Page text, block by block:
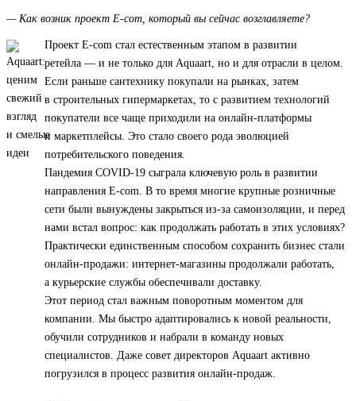
— Как возник проект E-com, который вы сейчас возглавляете?
Проект E-com стал естественным этапом в развитии
ретейла — и не только для Aquaart, но и для отрасли в целом.
Если раньше сантехнику покупали на рынках, затем
в строительных гипермаркетах, то с развитием технологий
покупатели все чаще приходили на онлайн-платформы
и маркетплейсы. Это стало своего рода эволюцией
потребительского поведения.
Пандемия COVID-19 сыграла ключевую роль в развитии
направления E-com. В то время многие крупные розничные
сети были вынуждены закрыться из-за самоизоляции, и перед
нами встал вопрос: как продолжать работать в этих условиях?
Практически единственным способом сохранить бизнес стали
онлайн-продажи: интернет-магазины продолжали работать,
а курьерские службы обеспечивали доставку.
Этот период стал важным поворотным моментом для
компании. Мы быстро адаптировались к новой реальности,
обучили сотрудников и набрали в команду новых
специалистов. Даже совет директоров Aquaart активно
погрузился в процесс развития онлайн-продаж.